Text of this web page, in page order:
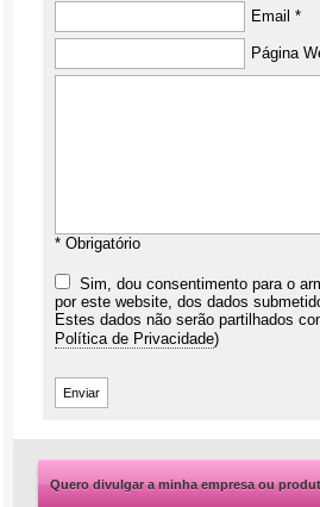
Email *
Página
* Obrigatório
Sim, dou consentimento para o
por este website, dos dados
Estes dados não serão partilhados
Política de Privacidade)
Quero divulgar a minha empresa ou